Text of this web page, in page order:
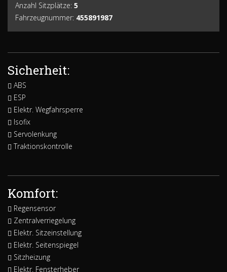
Anzahl Sitzplätze: 5
Fahrzeugnummer: 455891987
Sicherheit:
ABS
ESP
Elektr. Wegfahrsperre
Isofix
Servolenkung
Traktionskontrolle
Komfort:
Regensensor
Zentralverriegelung
Elektr. Sitzeinstellung
Elektr. Seitenspiegel
Sitzheizung
Elektr. Fensterheber